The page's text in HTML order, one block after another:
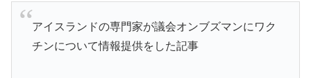
アイスランドの専門家が議会オンブズマンにワク
チンについて情報提供をした記事